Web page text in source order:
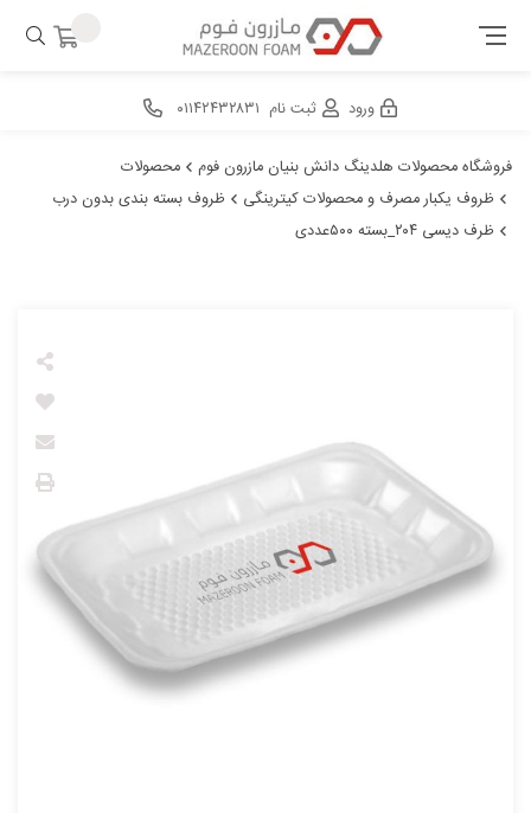
ورود ثبت نام ۰۱۱۴۲۴۳۲۸۳۱
فروشگاه محصولات هلدینگ دانش بنیان مازرون فوم
محصولات
ظروف یکبار مصرف و محصولات کیترینگی
ظروف بسته بندی بدون درب
ظرف دیسی ۲۰۴_بسته ۵۰۰عددی